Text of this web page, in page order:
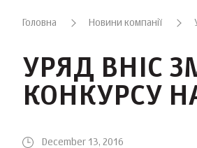
Головна Новини компанії
УРЯД ВНІС
КОНКУРСУ
December 13, 2016